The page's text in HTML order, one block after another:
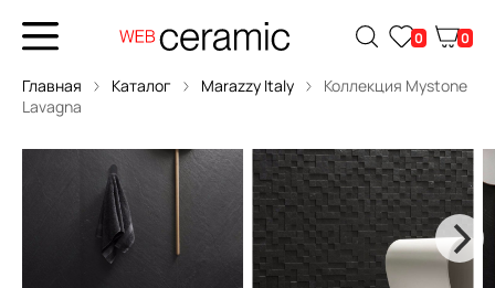
0 0
Главная Каталог Marazzy Italy
Коллекция Mystone
Lavagna